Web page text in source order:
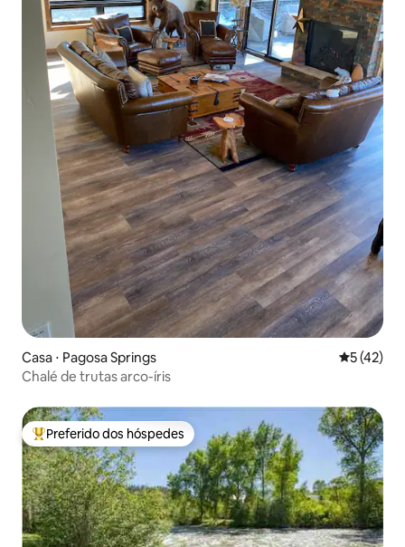
Casa ⋅ Pagosa Springs 5 de uma
5 (42)
Chalé de trutas arco-íris
Entre os melhores preferidos dos hóspedes
Preferido dos hóspedes